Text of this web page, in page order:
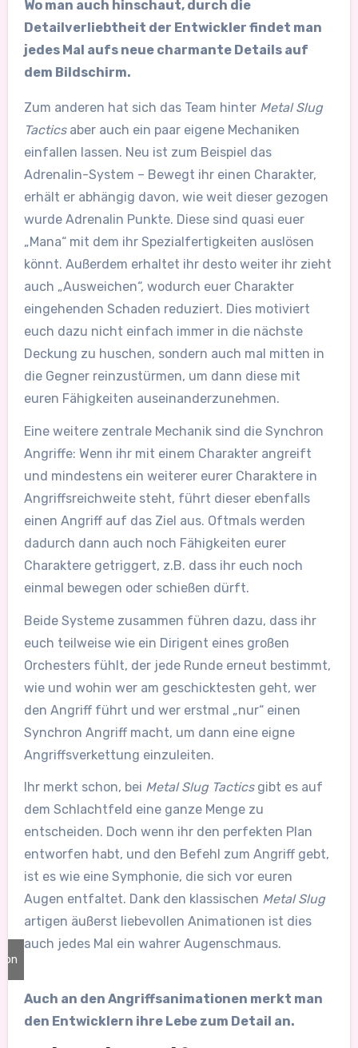
Wo man auch hinschaut, durch die
Detailverliebtheit der Entwickler findet man
jedes Mal aufs neue charmante Details auf
dem Bildschirm.
Zum anderen hat sich das Team hinter Metal Slug
Tacticsaber auch ein paar eigene Mechaniken
einfallen lassen. Neu ist zum Beispiel das
Adrenalin-System – Bewegt ihr einen Charakter,
erhält er abhängig davon, wie weit dieser gezogen
wurde Adrenalin Punkte. Diese sind quasi euer
„Mana“ mit dem ihr Spezialfertigkeiten auslösen
könnt. Außerdem erhaltet ihr desto weiter ihr zieht
auch „Ausweichen“, wodurch euer Charakter
eingehenden Schaden reduziert. Dies motiviert
euch dazu nicht einfach immer in die nächste
Deckung zu huschen, sondern auch mal mitten in
die Gegner reinzustürmen, um dann diese mit
euren Fähigkeiten auseinanderzunehmen.
Eine weitere zentrale Mechanik sind die Synchron
Angriffe: Wenn ihr mit einem Charakter angreift
und mindestens ein weiterer eurer Charaktere in
Angriffsreichweite steht, führt dieser ebenfalls
einen Angriff auf das Ziel aus. Oftmals werden
dadurch dann auch noch Fähigkeiten eurer
Charaktere getriggert, z.B. dass ihr euch noch
einmal bewegen oder schießen dürft.
Beide Systeme zusammen führen dazu, dass ihr
euch teilweise wie ein Dirigent eines großen
Orchesters fühlt, der jede Runde erneut bestimmt,
wie und wohin wer am geschicktesten geht, wer
den Angriff führt und wer erstmal „nur“ einen
Synchron Angriff macht, um dann eine eigne
Angriffsverkettung einzuleiten.
Ihr merkt schon, bei Metal Slug Tacticsgibt es auf
dem Schlachtfeld eine ganze Menge zu
entscheiden. Doch wenn ihr den perfekten Plan
entworfen habt, und den Befehl zum Angriff gebt,
ist es wie eine Symphonie, die sich vor euren
Augen entfaltet. Dank den klassischen Metal Slug
artigen äußerst liebevollen Animationen ist dies
auch jedes Mal ein wahrer Augenschmaus.
Auch an den Angriffsanimationen merkt man
den Entwicklern ihre Lebe zum Detail an.